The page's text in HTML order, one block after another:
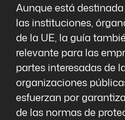
Aunque está
las instituciones,
de la UE, la guía
relevante para las
partes interesadas de
organizaciones
esfuerzan por
de las normas de